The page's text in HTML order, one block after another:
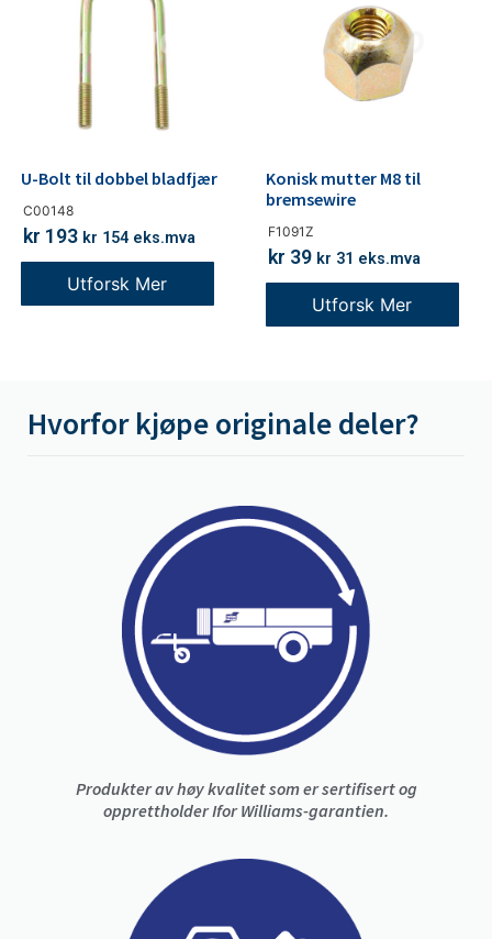
C00148
U-Bolt til dobbel bladfjær
kr 193 kr 154 eks.mva
Utforsk Mer
F1091Z
Konisk mutter M8 til
bremsewire
kr 39 kr 31 eks.mva
Utforsk Mer
Hvorfor kjøpe originale deler?
Produkter av høy kvalitet som er sertifisert og
opprettholder Ifor Williams-garantien.